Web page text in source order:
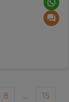
8 ...
15